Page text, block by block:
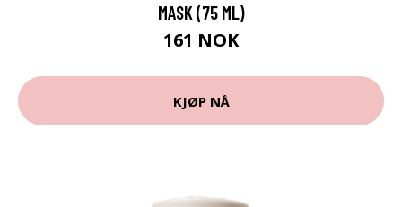
MASK (75 ML)
161 NOK
KJØP NÅ